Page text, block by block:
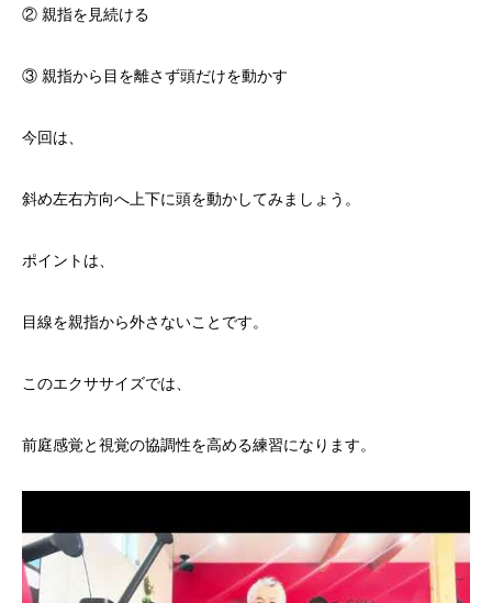
② 親指を見続ける
③ 親指から目を離さず頭だけを動かす
今回は、
斜め左右方向へ上下に頭を動かしてみましょう。
ポイントは、
目線を親指から外さないことです。
このエクササイズでは、
前庭感覚と視覚の協調性を高める練習になります。